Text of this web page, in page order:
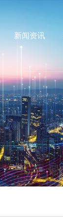
电变配电
业园区
器
器
变压器
压器
新闻资讯